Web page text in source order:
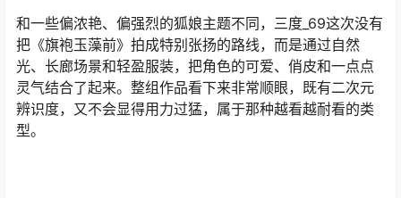
和一些偏浓艳、偏强烈的狐娘主题不同，三度_69这次没有
把《旗袍玉藻前》拍成特别张扬的路线，而是通过自然
光、长廊场景和轻盈服装，把角色的可爱、俏皮和一点点
灵气结合了起来。整组作品看下来非常顺眼，既有二次元
辨识度，又不会显得用力过猛，属于那种越看越耐看的类
型。